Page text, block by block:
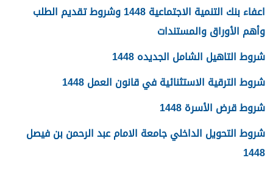
اعفاء بنك التنمية الاجتماعية 1448 وشروط تقديم الطلب
وأهم الأوراق والمستندات
شروط التاهيل الشامل الجديده 1448
شروط الترقية الاستثنائية في قانون العمل 1448
شروط قرض الأسرة 1448
شروط التحويل الداخلي جامعة الامام عبد الرحمن بن فيصل
1448